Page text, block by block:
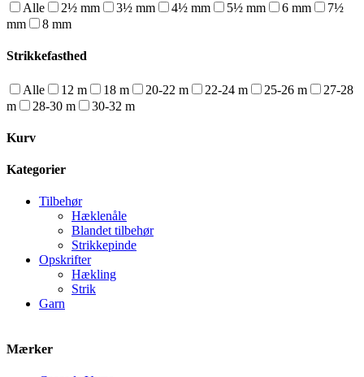
Alle 2½ mm 3½ mm 4½ mm 5½ mm 6 mm
7½
mm
8 mm
Strikkefasthed
Alle 12 m 18 m 20-22 m 22-24 m 25-26 m
27-28
m
28-30 m 30-32 m
Kurv
Kategorier
Tilbehør
Hæklenåle
Blandet tilbehør
Strikkepinde
Opskrifter
Hækling
Strik
Garn
Mærker